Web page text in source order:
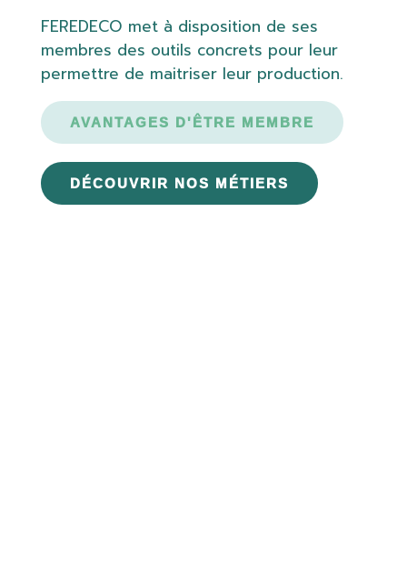
FEREDECO met à disposition de ses
membres des outils concrets pour leur
permettre de maitriser leur production.
AVANTAGES D'ÊTRE MEMBRE
DÉCOUVRIR NOS MÉTIERS